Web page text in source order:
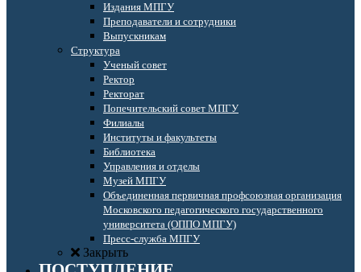
Издания МПГУ
Преподаватели и сотрудники
Выпускникам
Структура
Ученый совет
Ректор
Ректорат
Попечительский совет МПГУ
Филиалы
Институты и факультеты
Библиотека
Управления и отделы
Музей МПГУ
Объединенная первичная профсоюзная организация
Московского педагогического государственного
университета (ОППО МПГУ)
Пресс-служба МПГУ
Закрыть